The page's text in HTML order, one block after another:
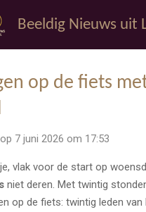
Beeldig Nieuws uit
op de fiets
7 juni 2026 om 17:53
vlak voor de start op
niet deren. Met twintig
op de fiets: twintig leden